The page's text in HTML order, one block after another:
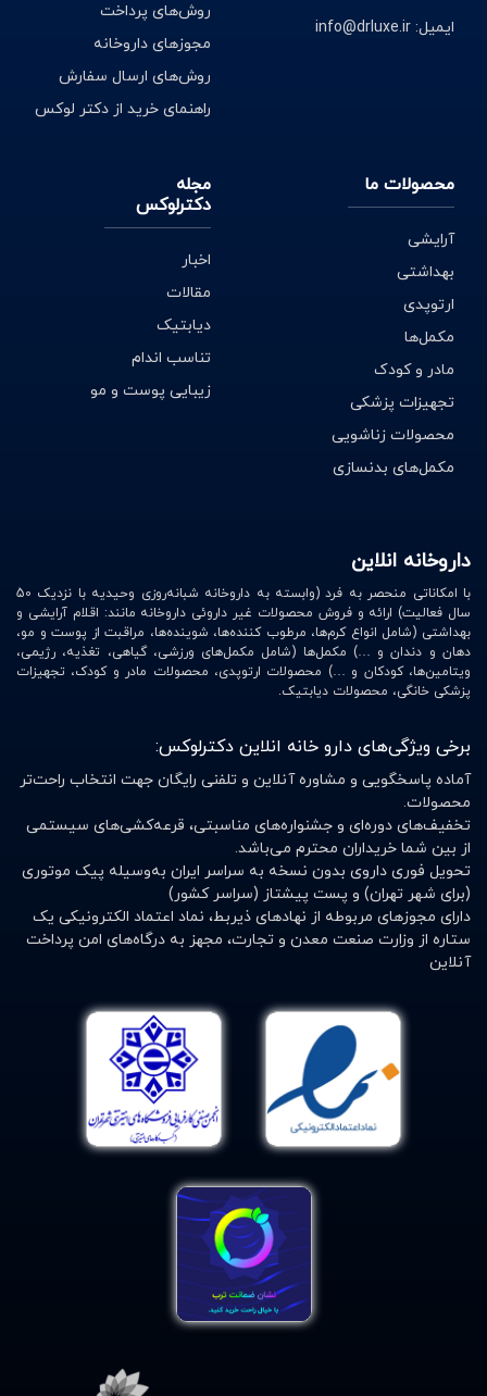
ایمیل: info@drluxe.ir
روش‌های پرداخت
مجوزهای داروخانه
روش‌های ارسال سفارش
راهنمای خرید از دکتر لوکس
محصولات ما
آرایشی
بهداشتی
ارتوپدی
مکمل‌ها
مادر و کودک
تجهیزات پزشکی
محصولات زناشویی
مکمل‌های بدنسازی
مجله
دکترلوکس
اخبار
مقالات
دیابتیک
تناسب اندام
زیبایی پوست و مو
داروخانه انلاین
با امکاناتی منحصر به فرد (وابسته به داروخانه شبانه‌روزی وحیدیه با نزدیک 50
سال فعالیت) ارائه و فروش محصولات غیر داروئی داروخانه مانند: اقلام آرایشی و
بهداشتی (شامل انواع کرم‌ها، مرطوب کننده‌ها، شوینده‌ها، مراقبت از پوست و مو،
دهان و دندان و …) مکمل‌ها (شامل مکمل‌های ورزشی، گیاهی، تغذیه، رژیمی،
ویتامین‌ها، کودکان و …) محصولات ارتوپدی، محصولات مادر و کودک، تجهیزات
پزشکی خانگی، محصولات دیابتیک.
برخی ویژگی‌های دارو خانه انلاین دکترلوکس:
آماده پاسخگویی و مشاوره آنلاین و تلفنی رایگان جهت انتخاب راحت‌تر
محصولات.
تخفیف‌های دوره‌ای و جشنواره‌های مناسبتی، قرعه‌کشی‌های سیستمی
از بین شما خریداران محترم می‌باشد.
تحویل فوری داروی بدون نسخه به سراسر ایران به‌وسیله پیک موتوری
(برای شهر تهران) و پست پیشتاز (سراسر کشور)
دارای مجوزهای مربوطه از نهادهای ذیربط، نماد اعتماد الکترونیکی یک
ستاره از وزارت صنعت معدن و تجارت، مجهز به درگاه‌های امن پرداخت
آنلاین